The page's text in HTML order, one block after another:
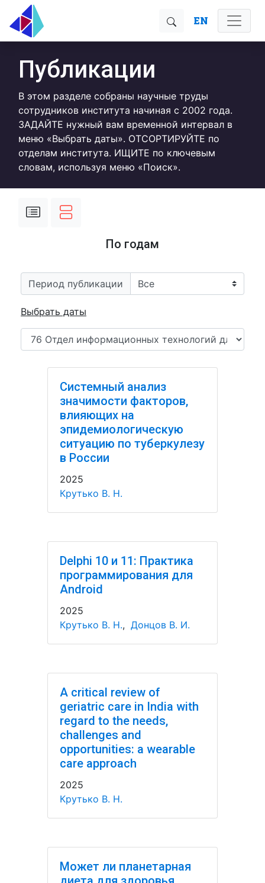
EN
Публикации
В этом разделе собраны научные труды
сотрудников института начиная с 2002 года.
ЗАДАЙТЕ нужный вам временной интервал в
меню «Выбрать даты». ОТСОРТИРУЙТЕ по
отделам института. ИЩИТЕ по ключевым
словам, используя меню «Поиск».
По годам
Период публикации
Выбрать даты
Системный анализ
значимости факторов,
влияющих на
эпидемиологическую
ситуацию по туберкулезу
в России
2025
Крутько В. Н.
Delphi 10 и 11: Практика
программирования для
Android
2025
Крутько В. Н., Донцов В. И.
A critical review of
geriatric care in India with
regard to the needs,
challenges and
opportunities: a wearable
care approach
2025
Крутько В. Н.
Может ли планетарная